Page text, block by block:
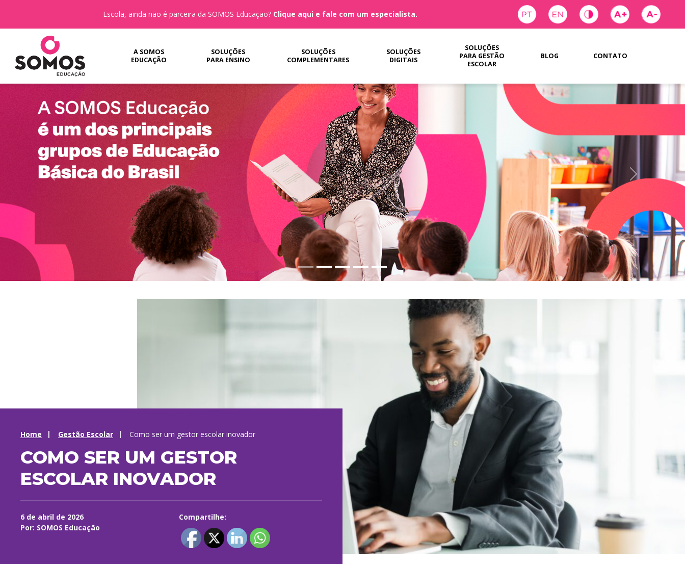
Escola, ainda não é parceira da SOMOS Educação? Clique aqui e fale com um especialista.
A SOMOS
EDUCAÇÃO
SOLUÇÕES
PARA ENSINO
SOLUÇÕES
COMPLEMENTARES
SOLUÇÕES
DIGITAIS
SOLUÇÕES
PARA GESTÃO
ESCOLAR
BLOG CONTATO
Home Gestão Escolar Como ser um gestor escolar inovador
COMO SER UM GESTOR
ESCOLAR INOVADOR
6 de abril de 2026
Por: SOMOS Educação
Compartilhe: